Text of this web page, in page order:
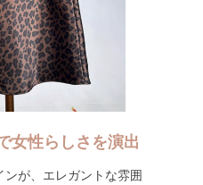
女性らしさを演出
が、エレガントな雰囲